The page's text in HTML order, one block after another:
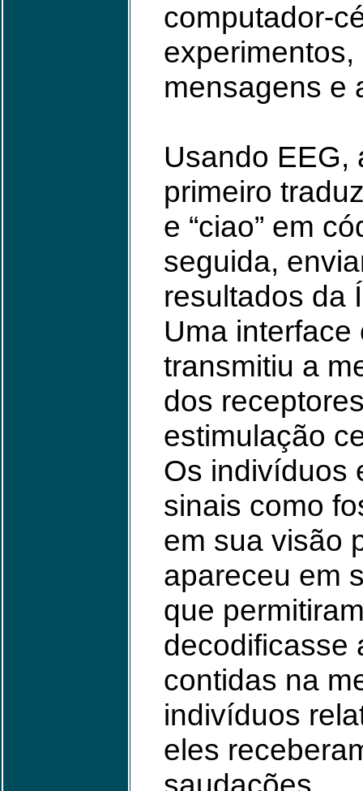
computador-
mensagens e
Usando EEG,
primeiro
e “ciao” em
seguida,
resultados da
Uma
transmitiu a
dos
estimulação
Os indivíduos
sinais como
em sua visão
apareceu em
que
decodificasse
contidas na
indivíduos
eles